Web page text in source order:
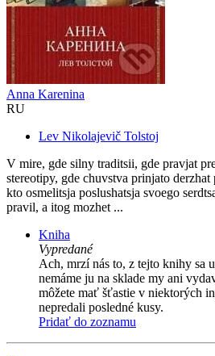
Anna Karenina
RU
Lev Nikolajevič Tolstoj
V mire, gde silny traditsii, gde pravjat
stereotipy, gde chuvstva prinjato
kto osmelitsja poslushatsja svoego
pravil, a itog mozhet ...
Kniha
Vypredané
Ach, mrzí nás to, z tejto knihy sa
nemáme ju na sklade my ani
môžete mať šťastie v niektorých
nepredali posledné kusy.
Pridať do zoznamu